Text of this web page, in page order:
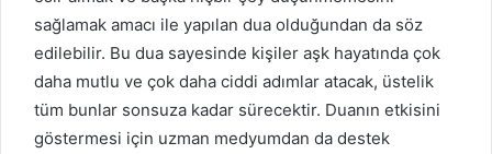
sağlamak amacı ile yapılan dua olduğundan da söz
edilebilir. Bu dua sayesinde kişiler aşk hayatında çok
daha mutlu ve çok daha ciddi adımlar atacak, üstelik
tüm bunlar sonsuza kadar sürecektir. Duanın etkisini
göstermesi için uzman medyumdan da destek